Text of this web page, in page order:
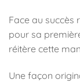
Face au succès
pour sa
réitère cette
Une façon